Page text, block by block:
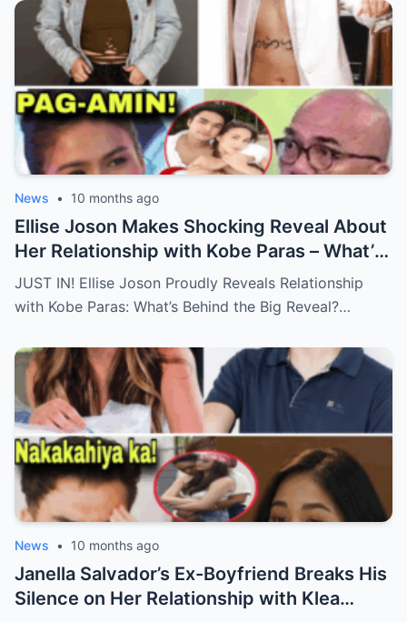
News • 10 months ago
Ellise Joson Makes Shocking Reveal About
Her Relationship with Kobe Paras – What’s
Behind This Heartfelt Announcement
That’s Stunned Fans?
JUST IN! Ellise Joson Proudly Reveals Relationship
with Kobe Paras: What’s Behind the Big Reveal?…
News • 10 months ago
Janella Salvador’s Ex-Boyfriend Breaks His
Silence on Her Relationship with Klea